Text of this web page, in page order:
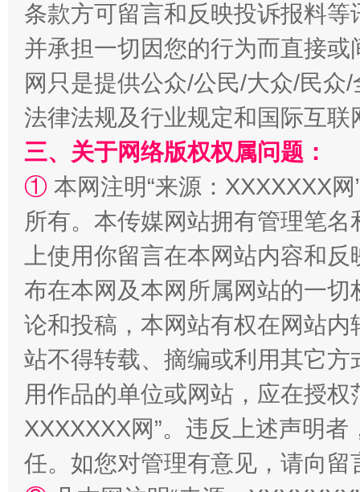
阿坝州三大球赛在茂县开幕 规模
条款方可留言和反映投诉报料
并承担一切因您的行为而直接
网只是提供公众/公民/大众/民
法律法规及行业规定和国际互
三、关于网络版权权属问题：
① 本网注明“来源：XXXXXXX
所有。本传媒网站拥有管理笔
上使用你留言在本网站内容和
布在本网及本网所属网站的一
论和投稿，本网站有权在网站
站不得转载、摘编或利用其它
用作品的单位或网站，应在授
XXXXXXX网”。违反上述声明
任。如您对管理有意见，请向